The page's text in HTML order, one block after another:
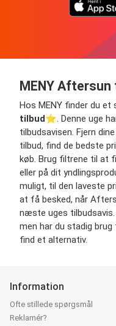
MENY Aftersun
Hos MENY finder du
tilbud⭐️. Denne uge
tilbudsavisen. Fjern
tilbud, find de bedste
køb. Brug filtrene til at
eller på dit
muligt, til den laveste
at få besked, når
næste uges tilbudsavis.
men har du stadig
find et alternativ.
Information
Ofte stillede spørgsmål
Reklamér?